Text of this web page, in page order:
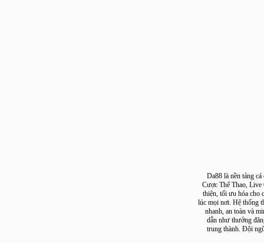
Da88 là nền
Cược Thể Thao,
thiện, tối ưu hóa
lúc mọi nơi. Hệ
nhanh, an toàn
dẫn như
trung thành.